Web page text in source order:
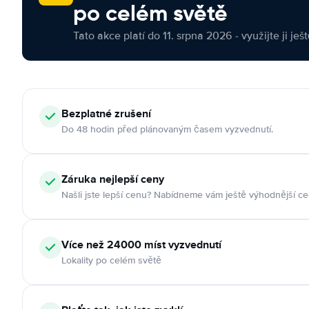
po celém světě
Tato akce platí do 11. srpna 2026 - využijte ji
Bezplatné zrušení
Do 48 hodin před plánovaným časem vyzvednutí.
Záruka nejlepší ceny
Našli jste lepší cenu? Nabídneme vám ještě výhodnější
Více než 24000 míst vyzvednutí
Lokality po celém světě